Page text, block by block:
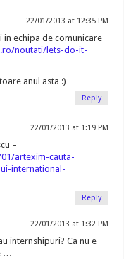
22/01/2013 at 12:35 PM
in echipa de comunicare
noutati/lets-do-it-
anul asta :)
Reply
22/01/2013 at 1:19 PM
–
artexim-cauta-
international-
Reply
22/01/2013 at 1:32 PM
internshipuri? Ca nu e
…